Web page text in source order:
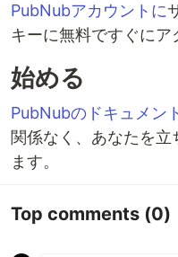
PubNubアカウントに
キーに無料ですぐにア
始める
PubNubのドキュメン
関係なく、あなたを
ます。
Top comments (0)